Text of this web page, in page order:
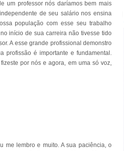
um professor nós daríamos bem mais
de seu salário nos ensina
população com esse seu trabalho
início de sua carreira não tivesse tido
A esse grande profissional demonstro
profissão é importante e fundamental.
por nós e agora, em uma só voz,
me lembro e muito. A sua paciência, o